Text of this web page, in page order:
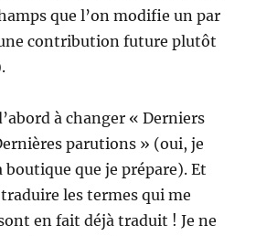
que l’on modifie un par
contribution future plutôt
à changer « Derniers
parutions » (oui, je
boutique que je prépare). Et
les termes qui me
en fait déjà traduit ! Je ne